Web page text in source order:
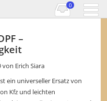
0
–
von Erich Siara
ein universeller Ersatz von
Kfz und leichten